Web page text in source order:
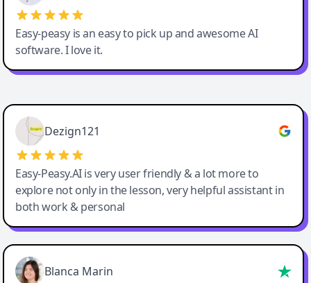
Easy-peasy is an easy to pick up and awesome AI
software. I love it.
Easy-Peasy AI
Dezign121
Easy-Peasy.AI is very user friendly & a lot more to
explore not only in the lesson, very helpful assistant in
both work & personal
Blanca Marin